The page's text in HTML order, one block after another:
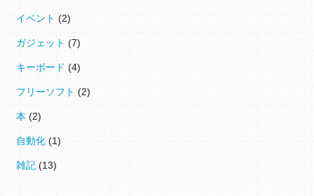
イベント (2)
ガジェット (7)
キーボード (4)
フリーソフト (2)
本 (2)
自動化 (1)
雑記 (13)